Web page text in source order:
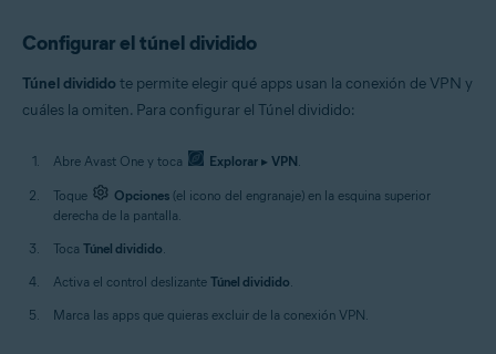
Configurar el túnel dividido
Túnel dividido te permite elegir qué apps usan la conexión de VPN y
cuáles la omiten. Para configurar el Túnel dividido:
Abre Avast One y toca Explorar ▸ VPN.
Toque Opciones (el icono del engranaje) en la esquina superior
derecha de la pantalla.
Toca Túnel dividido.
Activa el control deslizante Túnel dividido.
Marca las apps que quieras excluir de la conexión VPN.